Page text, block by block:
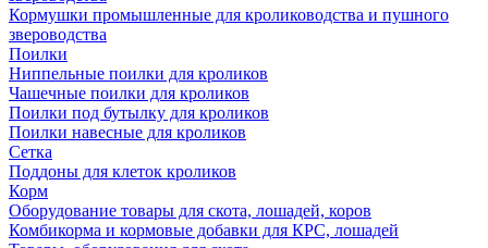
Кормушки промышленные для кролиководства и пушного
звероводства
Поилки
Ниппельные поилки для кроликов
Чашечные поилки для кроликов
Поилки под бутылку для кроликов
Поилки навесные для кроликов
Сетка
Поддоны для клеток кроликов
Корм
Оборудование товары для скота, лошадей, коров
Комбикорма и кормовые добавки для КРС, лошадей